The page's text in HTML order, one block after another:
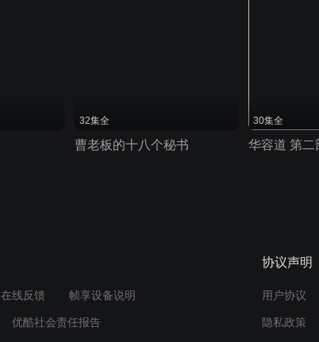
32集全
曹老板的十八个秘书
30集全
华容道 第二
在线反馈 帧享设备说明
优酷社会责任报告
协议声明
用户协议
隐私政策